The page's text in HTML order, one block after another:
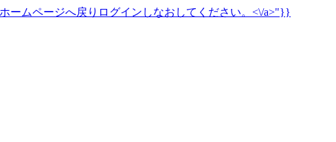
ホームページへ戻りログインしなおしてください。<\/a>"}}